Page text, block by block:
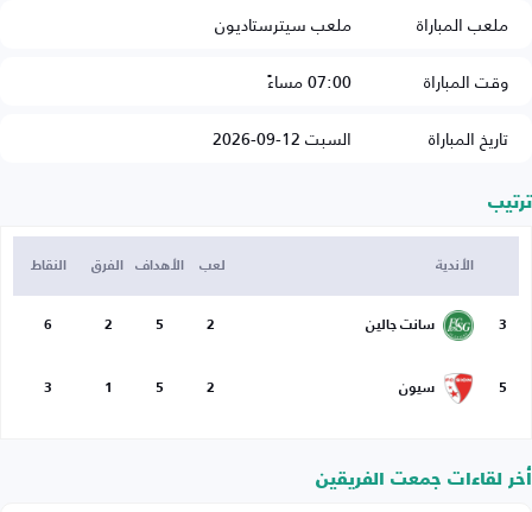
ملعب المباراة
ملعب سيترستاديون
وقت المباراة
07:00 مساءً
تاريخ المباراة
السبت 12-09-2026
ترتيب
الأندية لعب الأهداف الفرق النقاط
3 سانت جالين 2
5
2
6
5 سيون 2
5
1
3
أخر لقاءات جمعت الفريقين